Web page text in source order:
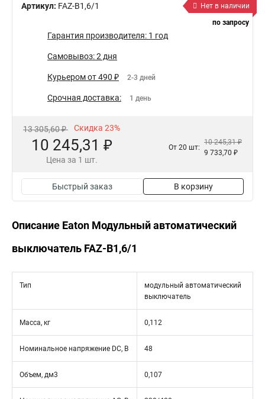
Артикул: FAZ-B1,6/1
Нет в наличии
по запросу
Гарантия производителя: 1 год
Самовывоз: 2 дня
Курьером от 490 ₽ 2-3 дней
Срочная доставка: 1 день
13 305,60 ₽ Скидка 23%
10 245,31 ₽
Цена за 1 шт.
От 20 шт:
10 245,31 ₽
9 733,70 ₽
Быстрый заказ В корзину
Описание Eaton Модульный автоматический
выключатель FAZ-B1,6/1
Тип
модульный автоматический
выключатель
Масса, кг 0,112
Номинальное напряжение DC, В 48
Объем, дм3 0,107